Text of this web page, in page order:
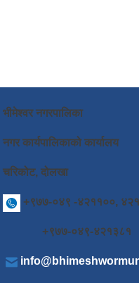
भीमेश्वर नगरपालिका
नगर कार्यपालिकाको कार्यालय
चरिकोट, दोलखा
+९७७-०४९ -४२११००,
+९७७-०४९-४२१३८१